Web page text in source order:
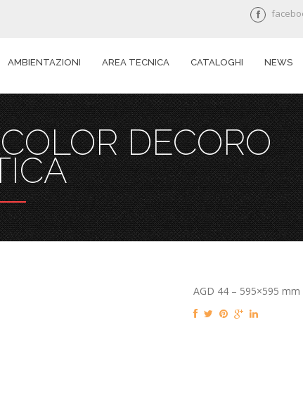
AMBIENTAZIONI AREA TECNICA CATALOGHI NEWS
DECORO
AGD 44 – 595×595 mm